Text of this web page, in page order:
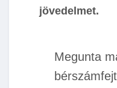
jövedelmet.
Megunta